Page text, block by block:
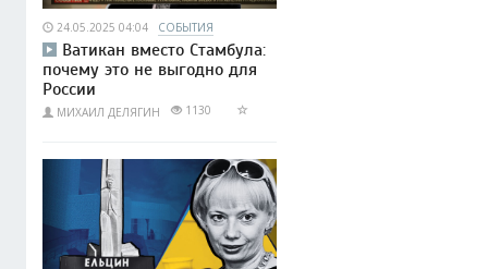
24.05.2025 04:04 СОБЫТИЯ
Ватикан вместо Стамбула:
почему это не выгодно для
России
МИХАИЛ ДЕЛЯГИН 1130